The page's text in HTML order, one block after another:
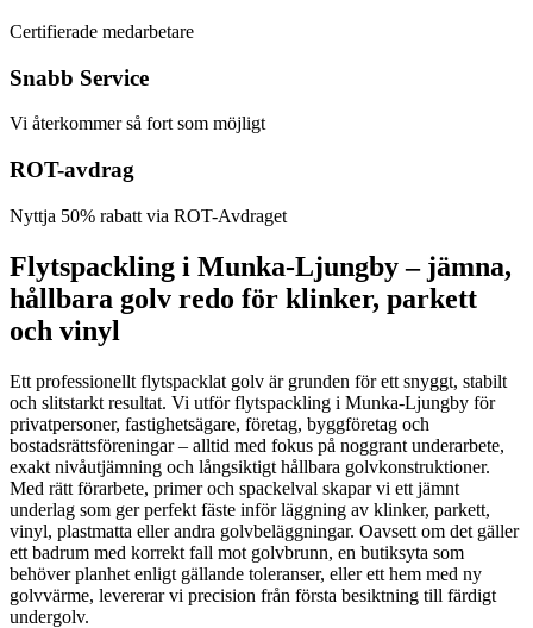
Certifierade medarbetare
Snabb Service
Vi återkommer så fort som möjligt
ROT-avdrag
Nyttja 50% rabatt via ROT-Avdraget
Flytspackling i Munka-Ljungby – jämna,
hållbara golv redo för klinker, parkett
och vinyl
Ett professionellt flytspacklat golv är grunden för ett snyggt, stabilt
och slitstarkt resultat. Vi utför flytspackling i Munka-Ljungby för
privatpersoner, fastighetsägare, företag, byggföretag och
bostadsrättsföreningar – alltid med fokus på noggrant underarbete,
exakt nivåutjämning och långsiktigt hållbara golvkonstruktioner.
Med rätt förarbete, primer och spackelval skapar vi ett jämnt
underlag som ger perfekt fäste inför läggning av klinker, parkett,
vinyl, plastmatta eller andra golvbeläggningar. Oavsett om det gäller
ett badrum med korrekt fall mot golvbrunn, en butiksyta som
behöver planhet enligt gällande toleranser, eller ett hem med ny
golvvärme, levererar vi precision från första besiktning till färdigt
undergolv.